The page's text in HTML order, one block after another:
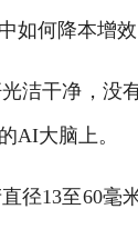
何降本增效
干净，没
AI大脑上。
13至60毫